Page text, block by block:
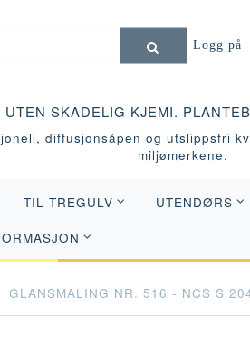
Logg på
SKADELIG KJEMI.
diffusjonsåpen og utslippsfri
miljømerkene.
TIL TREGULV UTENDØRS
GLANSMALING NR. 516 - NCS S